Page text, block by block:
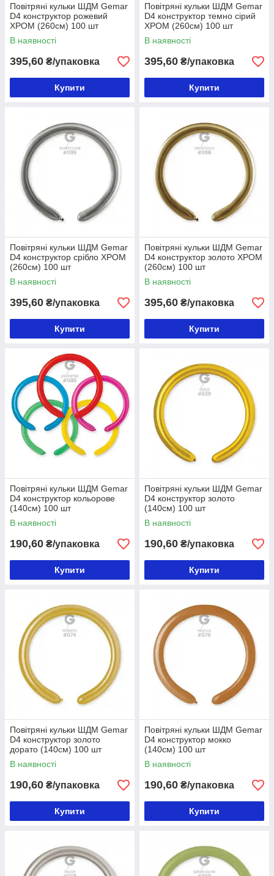
Повітряні кульки ШДМ Gemar
D4 конструктор рожевий
ХРОМ (260см) 100 шт
В наявності
395,60 ₴/упаковка
Купити
Повітряні кульки ШДМ Gemar
D4 конструктор темно сірий
ХРОМ (260см) 100 шт
В наявності
395,60 ₴/упаковка
Купити
Повітряні кульки ШДМ Gemar
D4 конструктор срібло ХРОМ
(260см) 100 шт
В наявності
395,60 ₴/упаковка
Купити
Повітряні кульки ШДМ Gemar
D4 конструктор золото ХРОМ
(260см) 100 шт
В наявності
395,60 ₴/упаковка
Купити
Повітряні кульки ШДМ Gemar
D4 конструктор кольорове
(140см) 100 шт
В наявності
190,60 ₴/упаковка
Купити
Повітряні кульки ШДМ Gemar
D4 конструктор золото
(140см) 100 шт
В наявності
190,60 ₴/упаковка
Купити
Повітряні кульки ШДМ Gemar
D4 конструктор золото
дорато (140см) 100 шт
В наявності
190,60 ₴/упаковка
Купити
Повітряні кульки ШДМ Gemar
D4 конструктор мокко
(140см) 100 шт
В наявності
190,60 ₴/упаковка
Купити